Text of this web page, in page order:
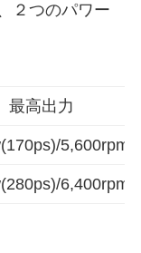
２つのパワー
最高出力
5,600rpm
6,400rpm